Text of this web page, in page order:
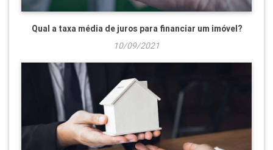
Qual a taxa média de juros para financiar um imóvel?
10/09/2021